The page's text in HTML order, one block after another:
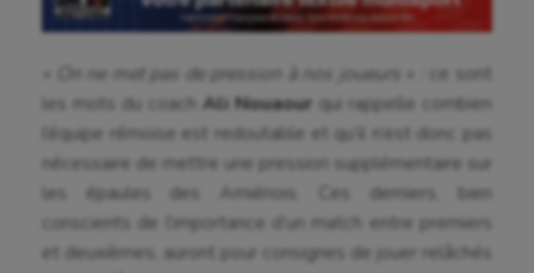
« On ne met pas de pression à nos joueurs » :
ce sont
les mots du coach Ali Nouaour qui rappelle combien
l’équipe rémoise est redoutable et qu’il n’est donc pas
nécessaire de mettre une pression supplémentaire sur
les épaules des Amiénois. Ces derniers, bien
conscients de l’importance d’un match entre premiers
et deuxièmes, auront pour consignes de jouer relâchés